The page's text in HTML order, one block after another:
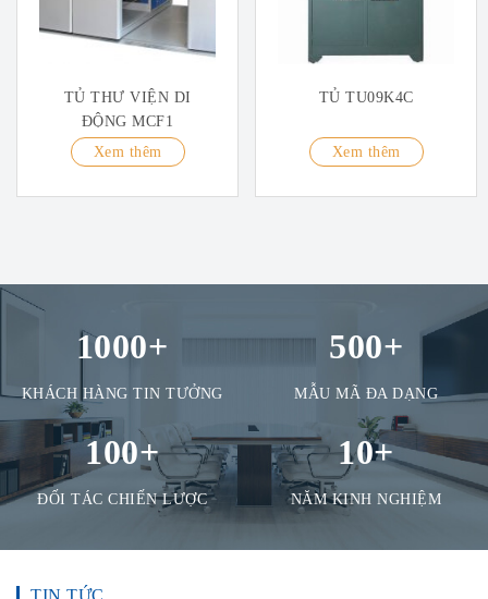
TỦ THƯ VIỆN DI
ĐỘNG MCF1
Xem thêm
TỦ TU09K4C
Xem thêm
1000+
KHÁCH HÀNG TIN TƯỞNG
500+
MẪU MÃ ĐA DẠNG
100+
ĐỐI TÁC CHIẾN LƯỢC
10+
NĂM KINH NGHIỆM